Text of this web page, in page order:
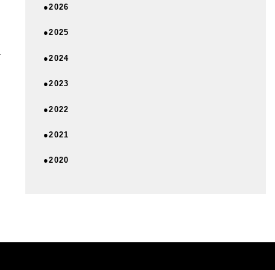
●2026
●2025
●2024
●2023
●2022
●2021
●2020